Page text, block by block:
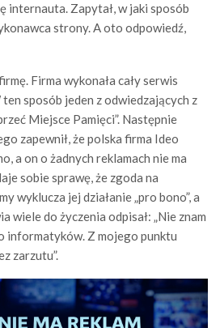
internauta. Zapytał, w jaki sposób
strony. A oto odpowiedź,
Firma wykonała cały serwis
sposób jeden z odwiedzających z
Miejsce Pamięci”. Następnie
zapewnił, że polska firma Ideo
a on o żadnych reklamach nie ma
sobie sprawę, że zgoda na
wyklucza jej działanie „pro bono”, a
wiele do życzenia odpisał: „Nie znam
informatyków. Z mojego punktu
zarzutu”.